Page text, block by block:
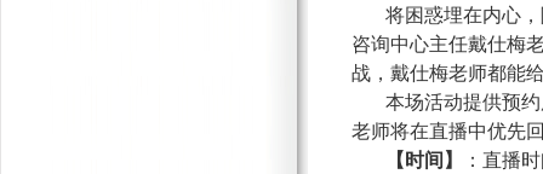
将困惑埋在内心
咨询中心主任戴仕梅
战，戴仕梅老师都能
本场活动提供预
老师将在直播中优先
【时间】
：直播